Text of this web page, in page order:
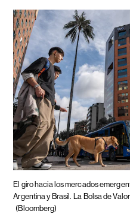
El giro hacia los mercados
Argentina y Brasil. La Bolsa de
(Bloomberg)